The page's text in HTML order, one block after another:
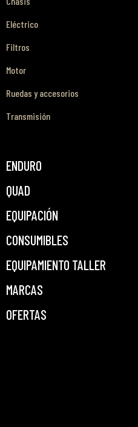
Eléctrico
Filtros
Motor
Ruedas y accesorios
Transmisión
ENDURO
QUAD
EQUIPACIÓN
CONSUMIBLES
EQUIPAMIENTO TALLER
MARCAS
OFERTAS